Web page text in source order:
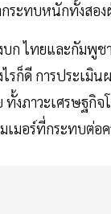
ระทบหนักทั้งสอง
ก ไทยและกัมพูช
ก็ดี การประเมิ
งภาวะเศรษฐกิ
อร์ที่กระทบต่อค